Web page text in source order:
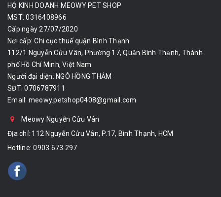
HỘ KINH DOANH MEOWY PET SHOP
MST: 0316408966
Cấp ngày 27/07/2020
Nơi cấp: Chi cục thuế quận Bình Thạnh
112/1 Nguyễn Cửu Vân, Phường 17, Quận Bình Thạnh, Thành
phố Hồ Chí Minh, Việt Nam
Người đại diện: NGÔ HỒNG THẮM
SĐT: 0706787911
Email: meowy.petshop0408@gmail.com
Meowy Nguyễn Cửu Vân
Địa chỉ: 112 Nguyễn Cửu Vân, P.17, Bình Thạnh, HCM
Hotline:0903.673.297